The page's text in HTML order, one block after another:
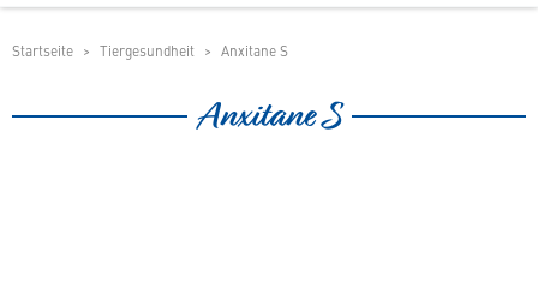
Ihr
Shop
spezielles
mobilen
Startseite Tiergesundheit Anxitane S
Anxitane S